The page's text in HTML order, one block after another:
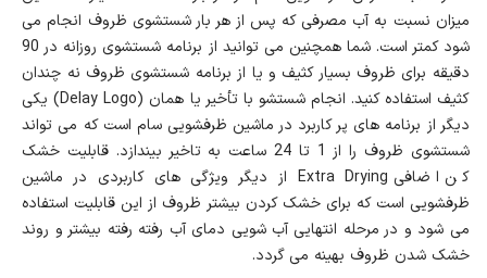
میزان نسبت به آب مصرفی که پس از هر بار شستشوی ظروف انجام می
شود کمتر است. شما همچنین می توانید از برنامه شستشوی روزانه در 90
دقیقه برای ظروف بسیار کثیف و یا از برنامه شستشوی ظروف نه چندان
کثیف استفاده کنید. انجام شستشو با تأخیر یا همان (Delay Logo) یکی
دیگر از برنامه های پر کاربرد در ماشین ظرفشویی سام است که می تواند
شستشوی ظروف را از 1 تا 24 ساعت به تاخیر بیندازد. قابلیت خشک
کن اضافی Extra Drying از دیگر ویژگی های کاربردی در ماشین
ظرفشویی است که برای خشک کردن بیشتر ظروف از این قابلیت استفاده
می شود و در مرحله انتهایی آب شویی دمای آب رفته رفته بیشتر و روند
خشک شدن ظروف بهینه می گردد.